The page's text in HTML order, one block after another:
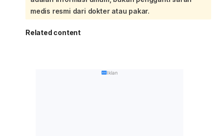
medis resmi dari dokter atau pakar.
Related content
Iklan